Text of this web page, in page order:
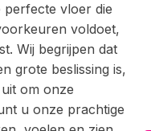
perfecte vloer die
voldoet,
Wij begrijpen dat
grote beslissing is,
om onze
u onze prachtige